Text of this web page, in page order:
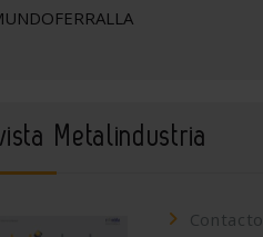
Metalindustria
Contacto